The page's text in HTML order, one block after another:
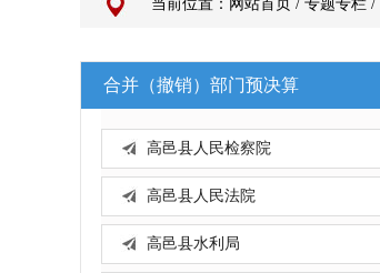
当前位置： 网站首页 / 专题专栏 /
合并（撤销）部门预决算
高邑县人民检察院
高邑县人民法院
高邑县水利局